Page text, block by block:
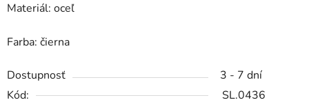
Materiál: oceľ
Farba: čierna
Dostupnosť
3 - 7 dní
Kód:
SL.0436